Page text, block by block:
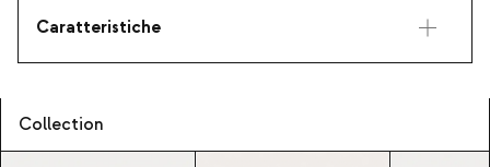
Caratteristiche
Collection